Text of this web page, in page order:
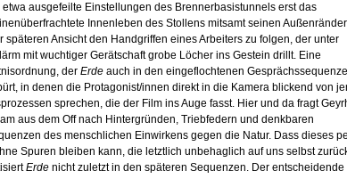
ausgefeilte Einstellungen des Brennerbasistunnels erst das
Innenleben des Stollens mitsamt seinen
späteren Ansicht den Handgriffen eines Arbeiters zu folgen, der unter
mit wuchtiger Gerätschaft grobe Löcher ins Gestein drillt. Eine
der Erde auch in den eingeflochtenen
in denen die Protagonist/innen direkt in die Kamera blickend von
sprechen, die der Film ins Auge fasst. Hier und da fragt
aus dem Off nach Hintergründen, Triebfedern und denkbaren
des menschlichen Einwirkens gegen die Natur. Dass dieses
Spuren bleiben kann, die letztlich unbehaglich auf uns selbst
Erde nicht zuletzt in den späteren Sequenzen. Der entscheidende